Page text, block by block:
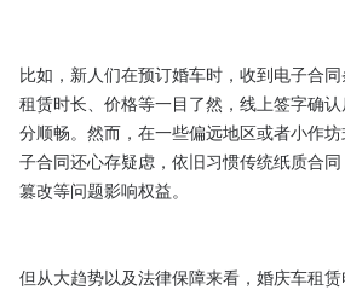
比如，新人们在预订婚车时，收到电子合同
租赁时长、价格等一目了然，线上签字确
分顺畅。然而，在一些偏远地区或者小作
子合同还心存疑虑，依旧习惯传统纸质合同
篡改等问题影响权益。
但从大趋势以及法律保障来看，婚庆车租